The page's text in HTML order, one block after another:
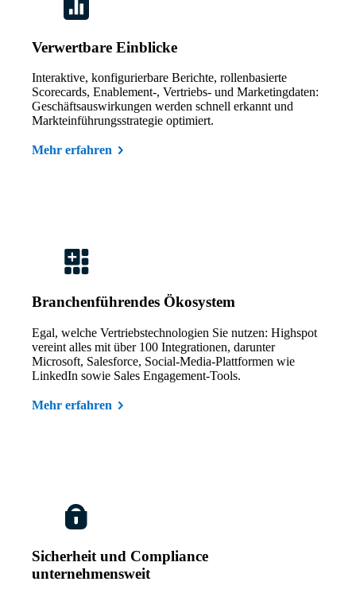
Verwertbare Einblicke
Interaktive, konfigurierbare Berichte, rollenbasierte
Scorecards, Enablement-, Vertriebs- und Marketingdaten:
Geschäftsauswirkungen werden schnell erkannt und
Markteinführungsstrategie optimiert.
Mehr erfahren
Branchenführendes Ökosystem
Egal, welche Vertriebstechnologien Sie nutzen: Highspot
vereint alles mit über 100 Integrationen, darunter
Microsoft, Salesforce, Social-Media-Plattformen wie
LinkedIn sowie Sales Engagement-Tools.
Mehr erfahren
Sicherheit und Compliance
unternehmensweit